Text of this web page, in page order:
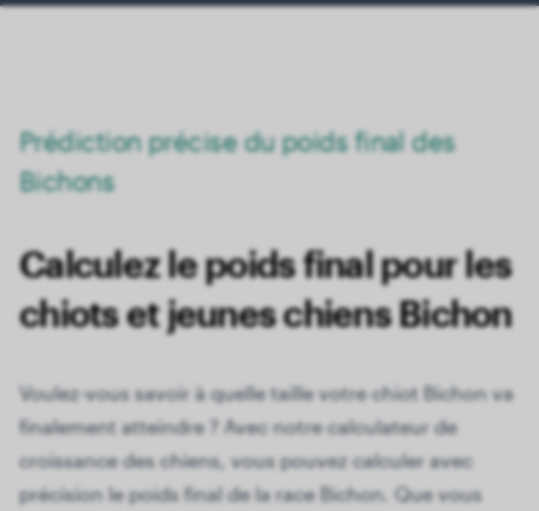
Prédiction précise du poids final des
Bichons
Calculez le poids final pour les
chiots et jeunes chiens Bichon
Voulez-vous savoir à quelle taille votre chiot Bichon va
finalement atteindre ? Avec notre calculateur de
croissance des chiens, vous pouvez calculer avec
précision le poids final de la race Bichon. Que vous